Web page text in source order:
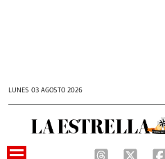
LUNES 03 AGOSTO 2026